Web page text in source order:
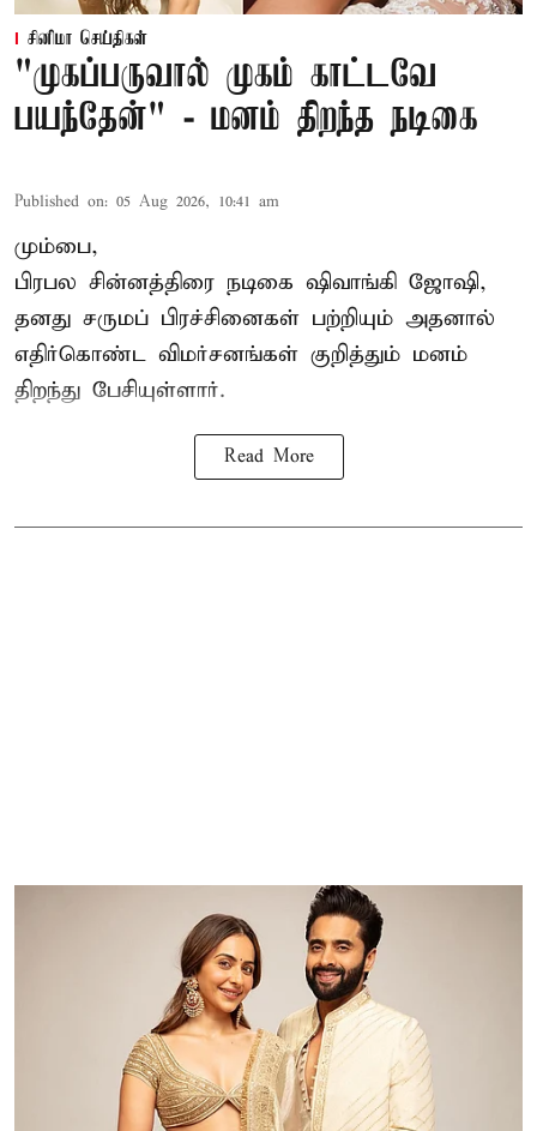
சினிமா செய்திகள்
"முகப்பருவால் முகம் காட்டவே
பயந்தேன்" - மனம் திறந்த நடிகை
Published on: 05 Aug 2026, 10:41 am
மும்பை,
பிரபல சின்னத்திரை நடிகை ஷிவாங்கி ஜோஷி,
தனது சருமப் பிரச்சினைகள் பற்றியும் அதனால்
எதிர்கொண்ட விமர்சனங்கள் குறித்தும் மனம்
திறந்து பேசியுள்ளார்.
Read More